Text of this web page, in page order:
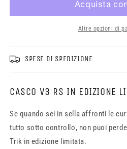
Altre opzioni di
SPESE DI SPEDIZIONE
CASCO V3 RS IN EDIZIONE
Se quando sei in sella affronti le
tutto sotto controllo, non puoi
Trik in edizione limitata.